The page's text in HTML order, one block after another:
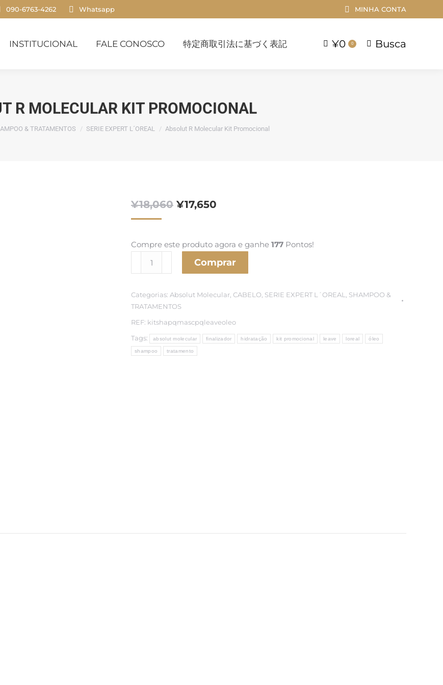
090-6763-4262 Whatsapp MINHA CONTA
INSTITUCIONAL FALE CONOSCO 特定商取引法に基づく表記 ¥0 0 Buscar
Busca
R MOLECULAR KIT PROMOCIONAL
& TRATAMENTOS SERIE EXPERT L´OREAL Absolut R Molecular Kit Promocional
¥18,060 O
era:
¥18,060.
¥17,650
é:
¥17,650.
Compre este produto agora e ganhe 177 Pontos!
Absolut
R
Kit
quantidade
Comprar
Categorias: Absolut Molecular CABELO SERIE EXPERT L´OREAL
SHAMPOO &
TRATAMENTOS
REF: kitshapqmascpqleaveoleo
Tags:
absolut molecular finalizador hidratação kit promocional leave loreal óleo
shampoo tratamento
INSTITUCIONAL FALE CONOSCO 特定商取引法に基づく表記 ¥0 Buscar
Busca